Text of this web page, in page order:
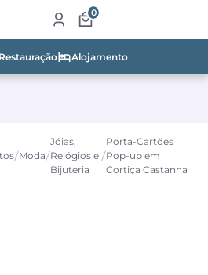
0
Restauração Alojamento
Moda
Jóias,
Relógios e
Bijuteria
Porta-Cartões
Pop-up em
Cortiça Castanha